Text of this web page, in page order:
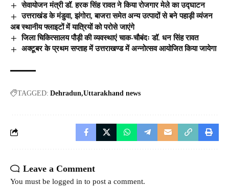
सेवायोजन मंत्री डॉ. हरक सिंह रावत ने किया रोजगार मेले का उद्घाटन
उत्तराखंड के मंडुवा, झंगोरा, बाजरा समेत अन्य उत्पादों से बने पहाड़ी व्यंजन
अब स्थानीय फ्लाइटों में यात्रियों को परोसे जाएंगे
जिला चिकित्सालय पौड़ी की व्यवस्थाएं चाक-चौबंदः डॉ. धन सिंह रावत
अक्टूबर के प्रथम सप्ताह में उत्तराखण्ड में अन्नोत्सव आयोजित किया जायेगा
TAGGED: Dehradun Uttarakhand news
Leave a Comment
You must be logged in to post a comment.